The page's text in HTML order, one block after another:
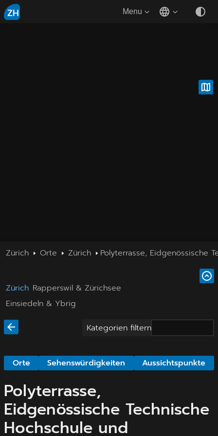
ZH Menu
Zürich Orte Zürich Polyterrasse, Eidgenössische
Zürich Rapperswil & Zürichsee
Einsiedeln & Ybrig
Kategorien filtern
Orte Sehenswürdigkeiten Aussichtspunkte
Polyterrasse,
Eidgenössische Technische
Hochschule und